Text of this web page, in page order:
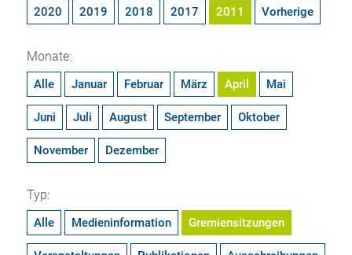
2020 2019 2018 2017 2011 Vorherige
Monate:
Alle Januar Februar März April Mai
Juni Juli August September Oktober
November Dezember
Typ:
Alle Medieninformation Gremiensitzungen